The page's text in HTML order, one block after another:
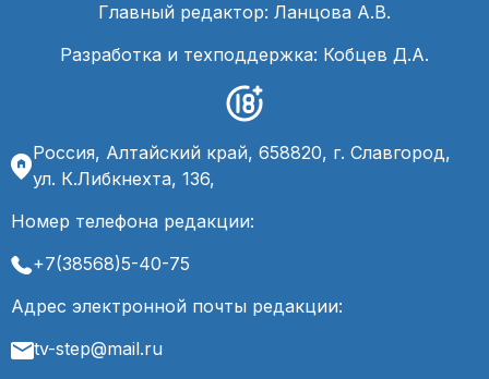
Главный редактор: Ланцова А.В.
Разработка и техподдержка: Кобцев Д.А.
Россия, Алтайский край, 658820, г. Славгород,
ул. К.Либкнехта, 136,
Номер телефона редакции:
+7(38568)5-40-75
Адрес электронной почты редакции:
tv-step@mail.ru